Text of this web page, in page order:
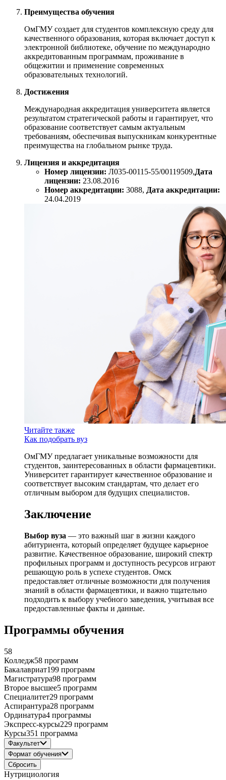
Преимущества обучения
ОмГМУ создает для студентов комплексную среду для
качественного образования, которая включает доступ к
электронной библиотеке, обучение по международно
аккредитованным программам, проживание в
общежитии и применение современных
образовательных технологий.
Достижения
Международная аккредитация университета является
результатом стратегической работы и гарантирует, что
образование соответствует самым актуальным
требованиям, обеспечивая выпускникам конкурентные
преимущества на глобальном рынке труда.
Лицензия и аккредитация
Номер лицензии: Л035-00115-55/00119509,Дата
лицензии: 23.08.2016
Номер аккредитации: 3088, Дата аккредитации:
24.04.2019
Читайте также
Как подобрать вуз
ОмГМУ предлагает уникальные возможности для
студентов, заинтересованных в области фармацевтики.
Университет гарантирует качественное образование и
соответствует высоким стандартам, что делает его
отличным выбором для будущих специалистов.
Заключение
Выбор вуза — это важный шаг в жизни каждого
абитуриента, который определяет будущее карьерное
развитие. Качественное образование, широкий спектр
профильных программ и доступность ресурсов играют
решающую роль в успехе студентов. Омск
предоставляет отличные возможности для получения
знаний в области фармацевтики, и важно тщательно
подходить к выбору учебного заведения, учитывая все
предоставленные факты и данные.
Программы обучения
58
Колледж58 программ
Бакалавриат199 программ
Магистратура98 программ
Второе высшее5 программ
Специалитет29 программ
Аспирантура28 программ
Ординатура4 программы
Экспресс-курсы229 программ
Курсы351 программа
Факультет
Формат обучения
Сбросить
Нутрициология